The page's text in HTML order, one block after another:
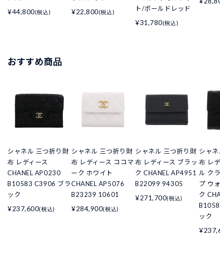
¥44,800(税込) ¥22,800(税込)
ト/ボールドレッド
¥31,780(税込)
おすすめ商品
シャネル 三つ折り財
布 レディース
CHANEL AP0230
B10583 C3906 ブラ
ック
¥237,600(税込)
シャネル 三つ折り財
布 レディース ココマ
ーク ホワイト
CHANEL AP5076
B23239 10601
¥284,900(税込)
シャネル 三つ折り財
布 レディース ブラッ
ク CHANEL AP4951
B22099 94305
¥271,700(税込)
シャ
布 レ
ル ク
プ ウ
ク
ック